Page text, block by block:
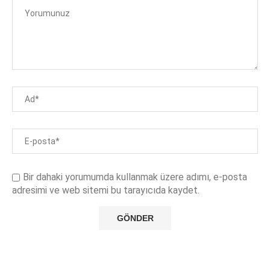
Bir dahaki yorumumda kullanmak üzere adımı, e-posta
adresimi ve web sitemi bu tarayıcıda kaydet.